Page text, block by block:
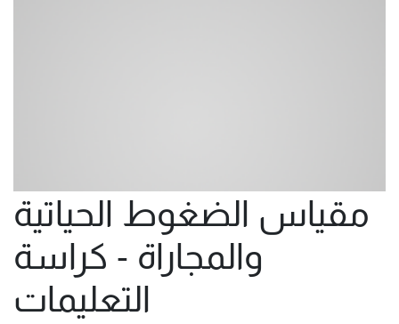
مقياس الضغوط الحياتية
والمجاراة - كراسة
التعليمات